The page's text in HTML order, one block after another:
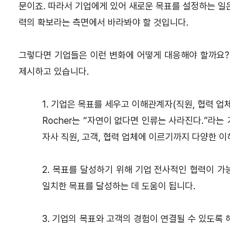
문이죠. 따라서 기업에게 있어 새로운 목표를 설정하는
력의 확보라는 측면에서 바라봐야 할 것입니다.
그렇다면 기업들은 이런 변화에 어떻게 대응해야 할까
제시하고 있습니다.
1. 기업은 목표를 세우고 이해관계자(직원, 협력
Rocher는 “자연이 없다면 인류는 사라진다.”라는
자사 직원, 고객, 협력 업체에 이르기까지 다양한
2. 목표를 달성하기 위해 기업 전사적인 협력이
일치한 목표를 달성하는 데 도움이 됩니다.
3. 기업의 목표와 고객의 경험이 연결될 수 있도록